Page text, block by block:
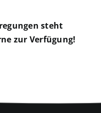
steht
zur Verfügung!